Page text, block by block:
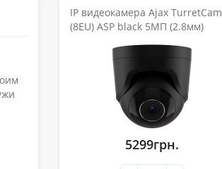
IP видеокамера Ajax TurretCam
(8EU) ASP black 5МП (2.8мм)
5299грн.